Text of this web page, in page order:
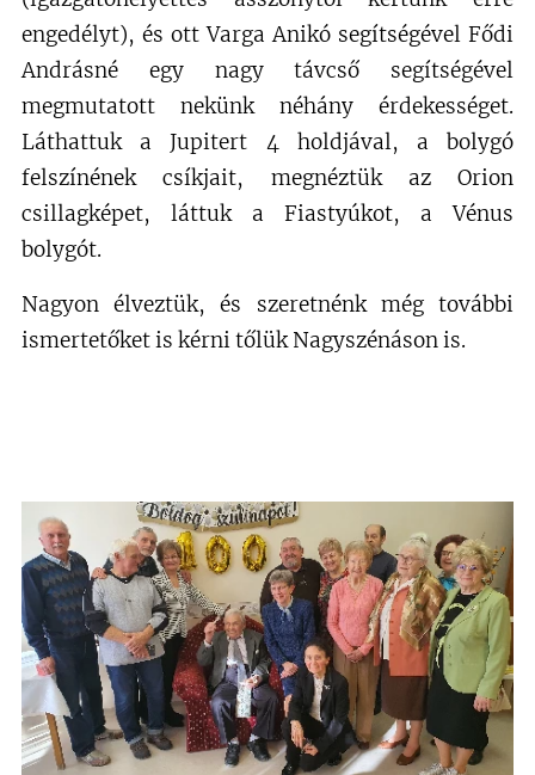
engedélyt), és ott Varga Anikó segítségével Fődi
Andrásné egy nagy távcső segítségével
megmutatott nekünk néhány érdekességet.
Láthattuk a Jupitert 4 holdjával, a bolygó
felszínének csíkjait, megnéztük az Orion
csillagképet, láttuk a Fiastyúkot, a Vénus
bolygót.
Nagyon élveztük, és szeretnénk még további
ismertetőket is kérni tőlük Nagyszénáson is.